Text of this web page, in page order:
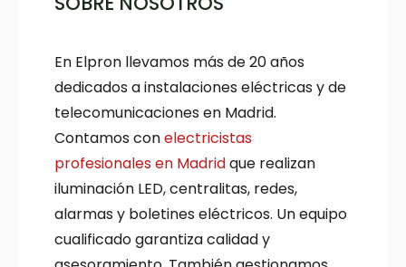
En Elpron llevamos más de 20 años
dedicados a instalaciones eléctricas y de
telecomunicaciones en Madrid.
Contamos conelectricistas
profesionales en Madridque realizan
iluminación LED, centralitas, redes,
alarmas y boletines eléctricos. Un equipo
cualificado garantiza calidad y